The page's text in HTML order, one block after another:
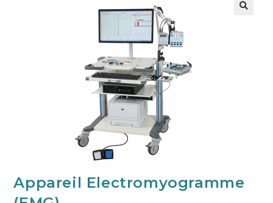
Appareil Electromyogramme